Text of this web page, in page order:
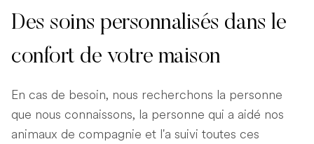
Des soins personnalisés dans le
confort de votre maison
En cas de besoin, nous recherchons la personne
que nous connaissons, la personne qui a aidé nos
animaux de compagnie et l'a suivi toutes ces